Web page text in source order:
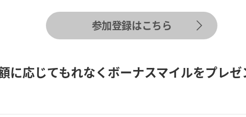
参加登録はこちら
応じてもれなくボーナスマイルをプレゼ